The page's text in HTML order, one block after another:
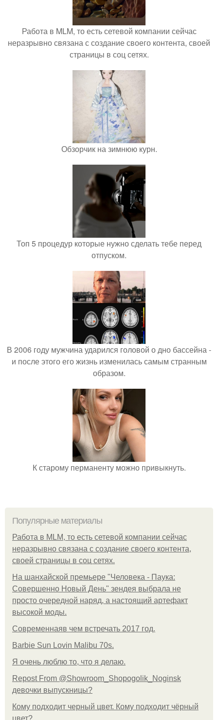
Работа в MLM, то есть сетевой компании сейчас
неразрывно связана с создание своего контента, своей
страницы в соц сетях.
Обзорчик на зимнюю курн.
Топ 5 процедур которые нужно сделать тебе перед
отпуском.
В 2006 году мужчина ударился головой о дно бассейна -
и после этого его жизнь изменилась самым странным
образом.
К старому перманенту можно привыкнуть.
Популярные материалы
Работа в MLM, то есть сетевой компании сейчас
неразрывно связана с создание своего контента,
своей страницы в соц сетях.
На шанхайской премьере "Человека - Паука:
Совершенно Новый День" зендея выбрала не
просто очередной наряд, а настоящий артефакт
высокой моды.
Современнаяв чем встречать 2017 год.
Barbie Sun Lovin Malibu 70s.
Я очень люблю то, что я делаю.
Repost From @Showroom_Shopogolik_Noginsk
девочки выпускницы?
Кому подходит черный цвет. Кому подходит чёрный
цвет?